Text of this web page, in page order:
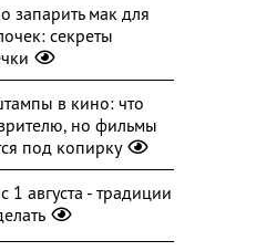
запарить мак для
секреты
в кино: что
но фильмы
под копирку
августа - традиции